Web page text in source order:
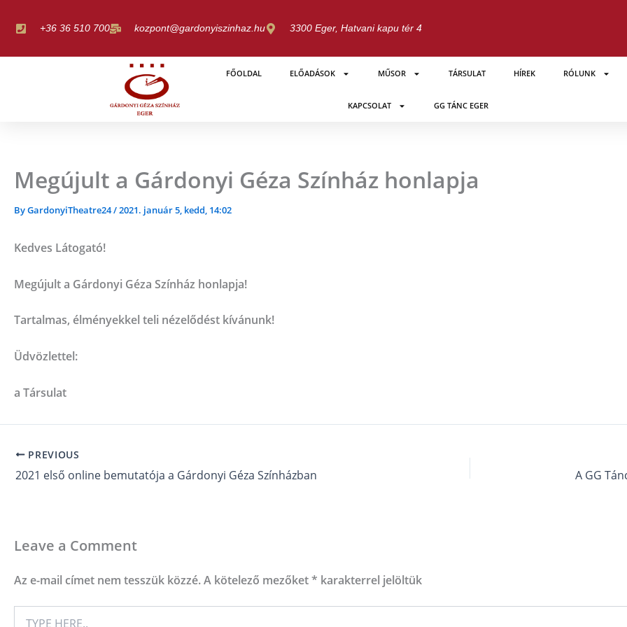
+36 36 510 700 kozpont@gardonyiszinhaz.hu 3300 Eger, Hatvani kapu tér 4
FŐOLDAL ELŐADÁSOK MŰSOR TÁRSULAT HÍREK RÓLUNK
KAPCSOLAT GG TÁNC EGER
Megújult a Gárdonyi Géza Színház honlapja
ByGardonyiTheatre24/2021. január 5, kedd, 14:02
Kedves Látogató!
Megújult a Gárdonyi Géza Színház honlapja!
Tartalmas, élményekkel teli nézelődést kívánunk!
Üdvözlettel:
a Társulat
PREVIOUS
2021 első online bemutatója a Gárdonyi Géza Színházban A GG
Leave a Comment
Az e-mail címet nem tesszük közzé.A kötelező mezőket* karakterrel jelöltük